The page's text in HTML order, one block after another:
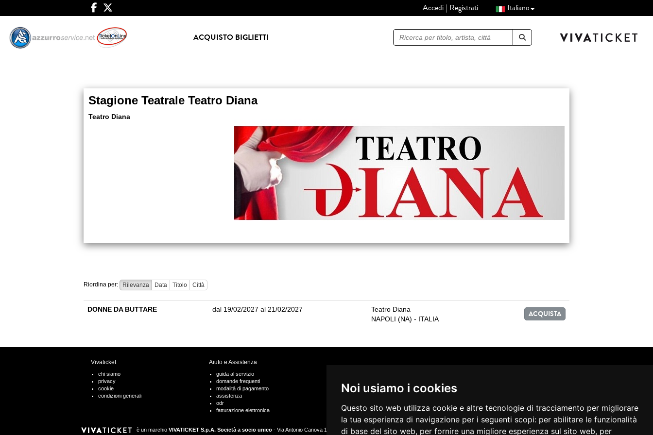
Noi usiamo i cookies
Questo sito web utilizza cookie e altre tecnologie di tracciamento per migliorare
la tua esperienza di navigazione per i seguenti scopi: per abilitare le funzionalità
di base del sito web, per fornire una migliore esperienza sul sito web, per
Accedi Registrati Italiano
ACQUISTO BIGLIETTI Ricerca
Stagione Teatrale Teatro Diana
Teatro Diana
Riordina per: Rilevanza Data Titolo Città
DONNE DA BUTTARE dal 19/02/2027 al 21/02/2027
Teatro Diana
NAPOLI (NA) - ITALIA ACQUISTA
Vivaticket
chi siamo
privacy
cookie
condizioni generali
Aiuto e Assistenza
guida al servizio
domande frequenti
modalità di pagamento
assistenza
odr
fatturazione elettronica
recupero prenotazioni
è un marchio VIVATICKET S.p.A. Società a socio unico- Via Antonio Canova 16/20 40138 Bologna Capitale Sociale Euro 4.675.462 i.v. - C.F.- P.I.- R.I. 02011381205 - R.E.A. BO 405904